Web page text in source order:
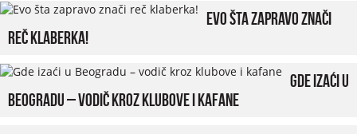
Evo šta zapravo znači
reč klaberka!
Gde izaći u
Beogradu – vodič kroz klubove i kafane